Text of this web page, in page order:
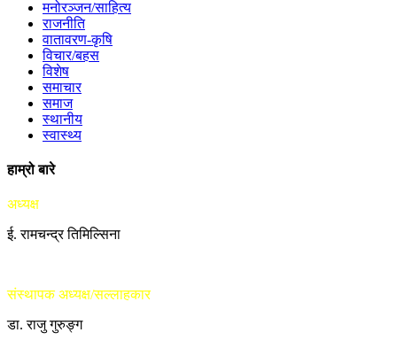
मनोरञ्जन/साहित्य
राजनीति
वातावरण-कृषि
विचार/बहस
विशेष
समाचार
समाज
स्थानीय
स्वास्थ्य
हाम्रो बारे
अध्यक्ष
ई. रामचन्द्र तिमिल्सिना
संस्थापक अध्यक्ष/सल्लाहकार
डा. राजु गुरुङ्ग